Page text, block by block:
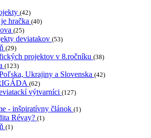
(42)
hračka (40)
(25)
deviatakov (53)
(29)
projektov v 8.ročníku (38)
(123)
Ukrajiny a Slovenska (42)
(62)
výtvarníci (127)
- inšpiratívny článok (1)
Révay? (1)
(1)